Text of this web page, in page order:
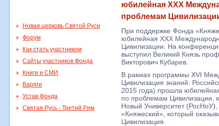
юбилейная XXX
проблемам
Новая церковь Святой Руси
Форум
Как стать участником
Сайты участников Фонда
Книги и СМИ
Варяги
Устав Фонда
Святая Русь - Третий Рим
При поддержке Фонда
юбилейная XXX
Цивилизации. На
выступил Великий Князь
Викторович Кубарев.
В рамках программы XVI
Цивилизация знаний:
2015 года) прошла
по проблемам Цивилизации,
Новый Университет
«Княжеский», который
Цивилизация.